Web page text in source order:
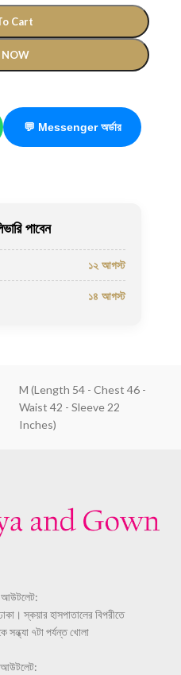
Cart
NOW
💬 Messenger অর্ডার
পাবেন
১২ আগস্ট
১৪ আগস্ট
M (Length 54 - Chest 46 -
Waist 42 - Sleeve 22
Inches)
আউটলেট:
স্কয়ার হাসপাতালের বিপরীতে
সন্ধ্যা ৭টা পর্যন্ত খোলা
আউটলেট: